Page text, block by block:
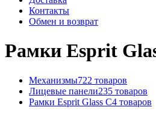
Контакты
Обмен и возврат
Рамки Esprit
Механизмы722 товаров
Лицевые панели235 товаров
Рамки Esprit Glass C4 товаров